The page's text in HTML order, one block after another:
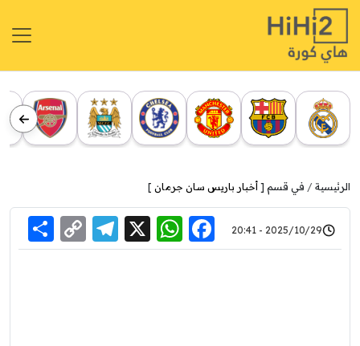
الرئيسية في قسم [ أخبار باريس سان جرمان ]
2025/10/29 - 20:41
Facebook
WhatsApp
X
Link